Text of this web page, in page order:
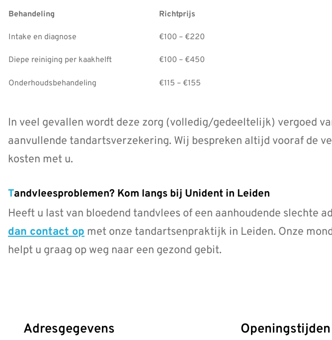
Behandeling Richtprijs
Intake en diagnose €100 – €220
Diepe reiniging per kaakhelft €100 – €450
Onderhoudsbehandeling €115 – €155
In veel gevallen wordt deze zorg (volledig/gedeeltelijk) vergoed
aanvullende tandartsverzekering. Wij bespreken altijd vooraf de
kosten met u.
Tandvleesproblemen? Kom langs bij Unident in Leiden
Heeft u last van bloedend tandvlees of een aanhoudende slechte
dan contact op met onze tandartsenpraktijk in Leiden. Onze
helpt u graag op weg naar een gezond gebit.
Adresgegevens Openingstijden